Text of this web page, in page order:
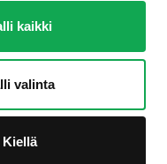
kaikki
valinta
Kiellä